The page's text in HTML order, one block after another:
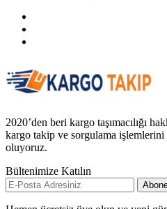
2020’den beri kargo taşımacılığı
kargo takip ve sorgulama işlemlerini
oluyoruz.
Bültenimize Katılın